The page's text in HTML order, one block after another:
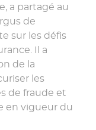
a partagé au
de
sur les défis
Il a
de la
les
de fraude et
en vigueur du